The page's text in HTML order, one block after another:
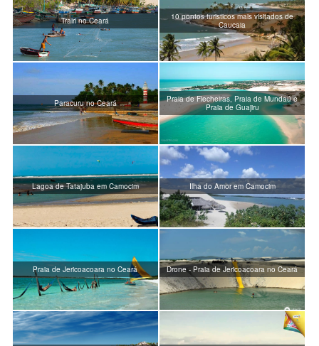
Trairi no Ceará
10 pontos turisticos mais visitados de
Caucaia
Paracuru no Ceará
Praia de Flecheiras, Praia de Mundaú e
Praia de Guajiru
Lagoa de Tatajuba em Camocim Ilha do Amor em Camocim
Praia de Jericoacoara no Ceará Drone - Praia de Jericoacoara no Ceará